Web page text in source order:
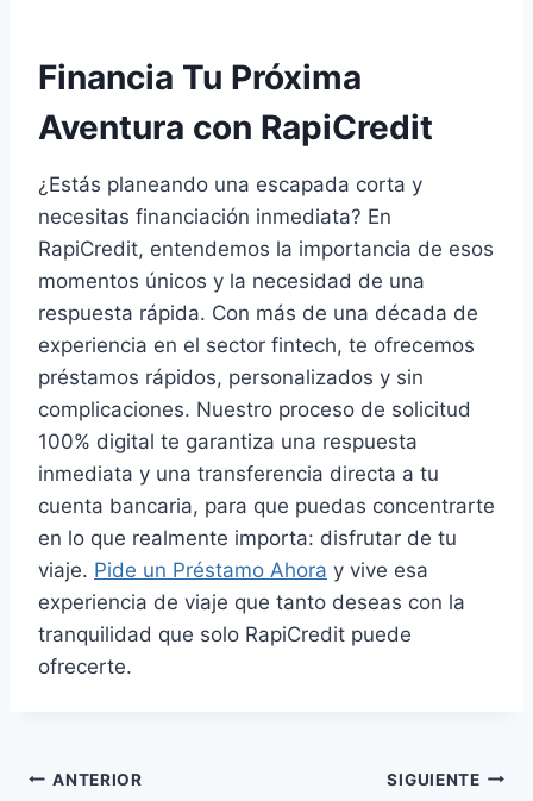
Financia Tu Próxima
Aventura con RapiCredit
¿Estás planeando una escapada corta y
necesitas financiación inmediata? En
RapiCredit, entendemos la importancia de esos
momentos únicos y la necesidad de una
respuesta rápida. Con más de una década de
experiencia en el sector fintech, te ofrecemos
préstamos rápidos, personalizados y sin
complicaciones. Nuestro proceso de solicitud
100% digital te garantiza una respuesta
inmediata y una transferencia directa a tu
cuenta bancaria, para que puedas concentrarte
en lo que realmente importa: disfrutar de tu
viaje. Pide un Préstamo Ahora y vive esa
experiencia de viaje que tanto deseas con la
tranquilidad que solo RapiCredit puede
ofrecerte.
Navegación
ANTERIOR SIGUIENTE